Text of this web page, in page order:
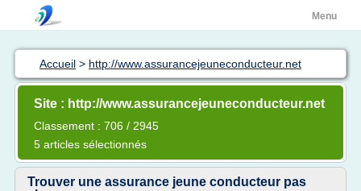
Menu
Accueil > http://www.assurancejeuneconducteur.net
Site : http://www.assurancejeuneconducteur.net
Classement : 706 / 2945
5 articles sélectionnés
Trouver une assurance jeune conducteur pas